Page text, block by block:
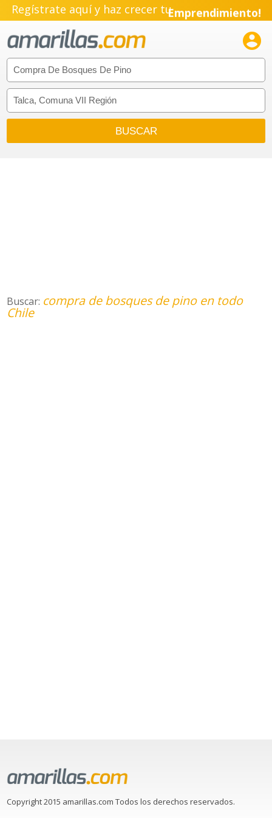
Regístrate aquí y haz crecer tuEmprendimiento!

Buscar: compra de bosques de pino en todo
Chile
Copyright 2015 amarillas.com Todos los derechos reservados.